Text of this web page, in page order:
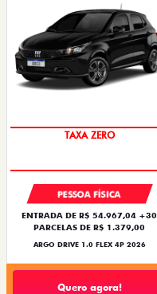
TAXA ZERO
PESSOA FÍSICA
ENTRADA DE R$ 54.967,04 +30
PARCELAS DE R$ 1.379,00
ARGO DRIVE 1.0 FLEX 4P 2026
Quero agora!